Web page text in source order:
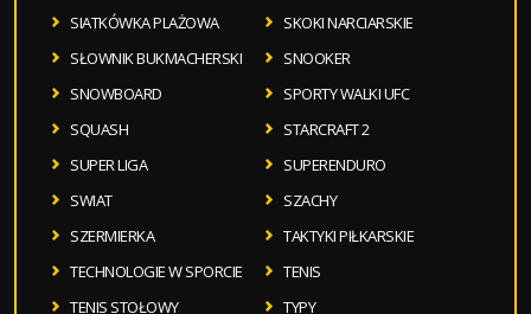
SIATKÓWKA PLAŻOWA
SKOKI NARCIARSKIE
SŁOWNIK BUKMACHERSKI
SNOOKER
SNOWBOARD
SPORTY WALKI UFC
SQUASH
STARCRAFT 2
SUPER LIGA
SUPERENDURO
SWIAT
SZACHY
SZERMIERKA
TAKTYKI PIŁKARSKIE
TECHNOLOGIE W SPORCIE
TENIS
TENIS STOŁOWY
TYPY